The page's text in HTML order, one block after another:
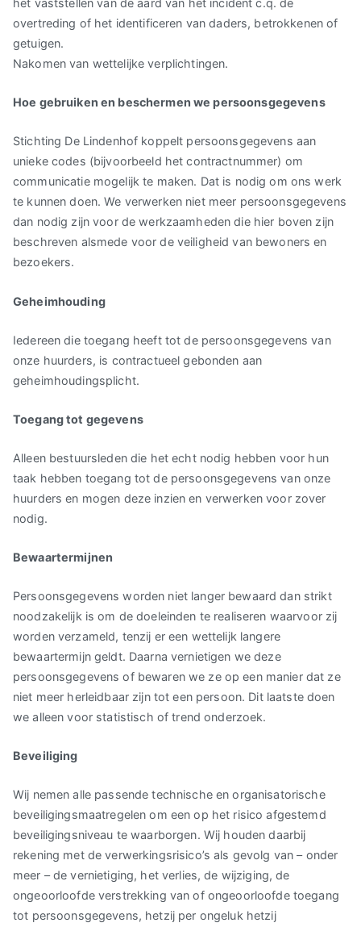
het vaststellen van de aard van het incident c.q. de
overtreding of het identificeren van daders, betrokkenen of
getuigen.
Nakomen van wettelijke verplichtingen.
Hoe gebruiken en beschermen we persoonsgegevens
Stichting De Lindenhof koppelt persoonsgegevens aan
unieke codes (bijvoorbeeld het contractnummer) om
communicatie mogelijk te maken. Dat is nodig om ons werk
te kunnen doen. We verwerken niet meer persoonsgegevens
dan nodig zijn voor de werkzaamheden die hier boven zijn
beschreven alsmede voor de veiligheid van bewoners en
bezoekers.
Geheimhouding
Iedereen die toegang heeft tot de persoonsgegevens van
onze huurders, is contractueel gebonden aan
geheimhoudingsplicht.
Toegang tot gegevens
Alleen bestuursleden die het echt nodig hebben voor hun
taak hebben toegang tot de persoonsgegevens van onze
huurders en mogen deze inzien en verwerken voor zover
nodig.
Bewaartermijnen
Persoonsgegevens worden niet langer bewaard dan strikt
noodzakelijk is om de doeleinden te realiseren waarvoor zij
worden verzameld, tenzij er een wettelijk langere
bewaartermijn geldt. Daarna vernietigen we deze
persoonsgegevens of bewaren we ze op een manier dat ze
niet meer herleidbaar zijn tot een persoon. Dit laatste doen
we alleen voor statistisch of trend onderzoek.
Beveiliging
Wij nemen alle passende technische en organisatorische
beveiligingsmaatregelen om een op het risico afgestemd
beveiligingsniveau te waarborgen. Wij houden daarbij
rekening met de verwerkingsrisico’s als gevolg van – onder
meer – de vernietiging, het verlies, de wijziging, de
ongeoorloofde verstrekking van of ongeoorloofde toegang
tot persoonsgegevens, hetzij per ongeluk hetzij